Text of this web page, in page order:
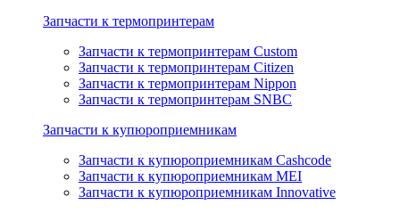
Запчасти к термопринтерам
Запчасти к термопринтерам Custom
Запчасти к термопринтерам Citizen
Запчасти к термопринтерам Nippon
Запчасти к термопринтерам SNBC
Запчасти к купюроприемникам
Запчасти к купюроприемникам Cashcode
Запчасти к купюроприемникам MEI
Запчасти к купюроприемникам Innovative